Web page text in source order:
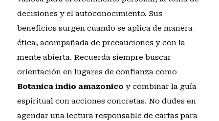
decisiones y el autoconocimiento. Sus
beneficios surgen cuando se aplica de manera
ética, acompañada de precauciones y con la
mente abierta. Recuerda siempre buscar
orientación en lugares de confianza como
Botanica indio amazonico y combinar la guía
espiritual con acciones concretas. No dudes en
agendar una lectura responsable de cartaspara